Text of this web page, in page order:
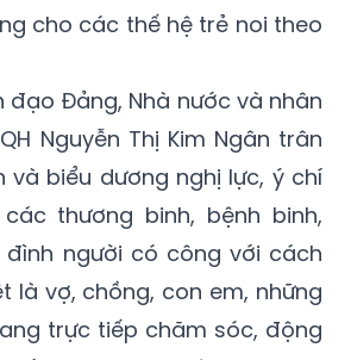
đạo Đảng, Nhà nước và nhân
Nguyễn Thị Kim Ngân trân
và biểu dương nghị lực, ý chí
thương binh, bệnh binh,
đình người có công với cách
là vợ, chồng, con em, những
trực tiếp chăm sóc, động
thương binh, bệnh binh.
dương và đánh giá cao kết